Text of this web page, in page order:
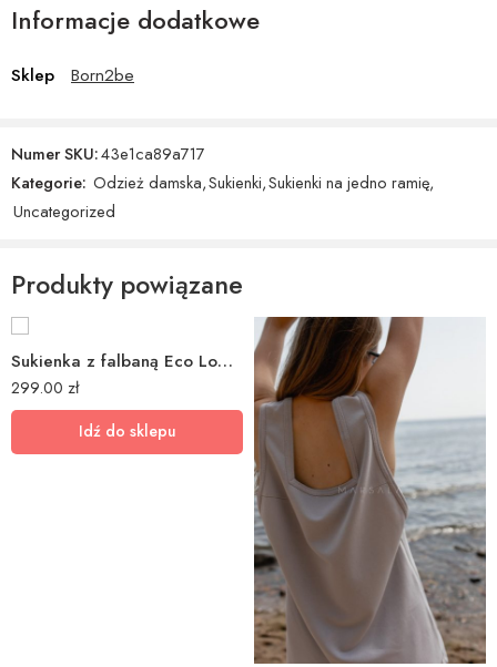
Informacje dodatkowe
Sklep Born2be
Numer SKU:43e1ca89a717
Kategorie: Odzież damska,Sukienki,Sukienki na jedno ramię,
Uncategorized
Produkty powiązane
Sukienka z falbaną Eco Lodge 13001632
299.00 zł
Idź do sklepu